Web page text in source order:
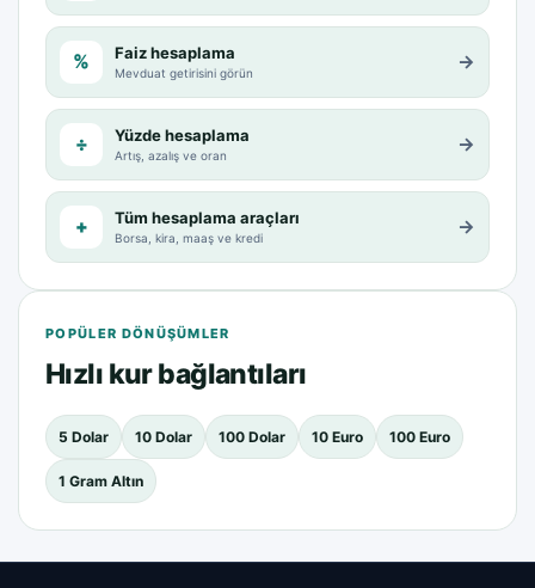
% Faiz hesaplama
Mevduat getirisini görün →
÷ Yüzde hesaplama
Artış, azalış ve oran →
+ Tüm hesaplama araçları
Borsa, kira, maaş ve kredi →
POPÜLER DÖNÜŞÜMLER
Hızlı kur bağlantıları
5 Dolar 10 Dolar 100 Dolar 10 Euro 100 Euro
1 Gram Altın